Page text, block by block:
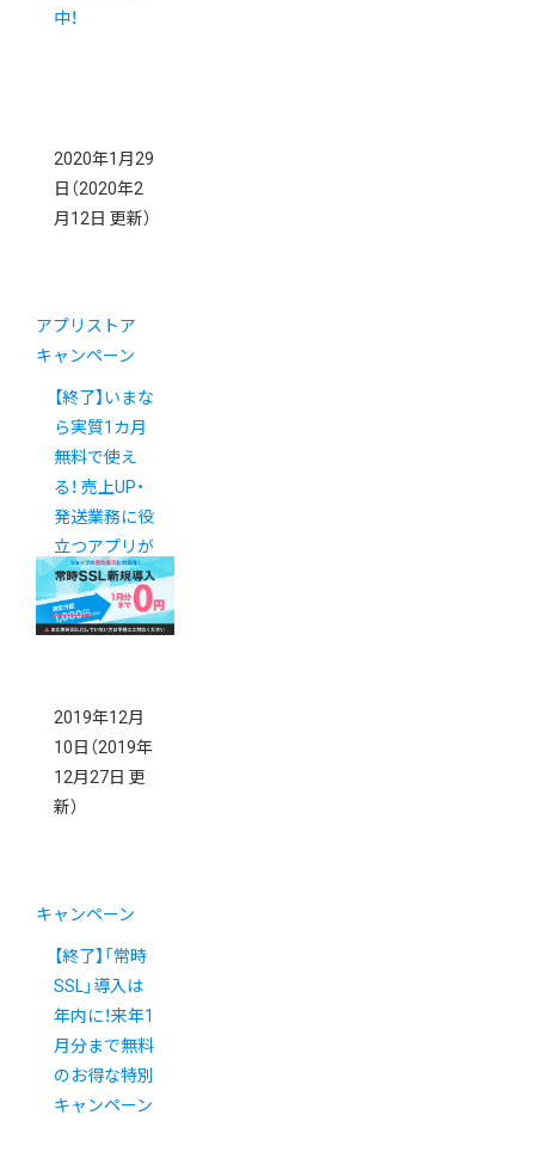
中！
2020年1月29
日 （2020年2
月12日 更新）
アプリストア
キャンペーン
【終了】いまな
ら実質1カ月
無料で使え
る！ 売上UP・
発送業務に役
立つアプリが
登場
2019年12月
10日 （2019年
12月27日 更
新）
キャンペーン
【終了】「常時
SSL」導入は
年内に！来年1
月分まで無料
のお得な特別
キャンペーン